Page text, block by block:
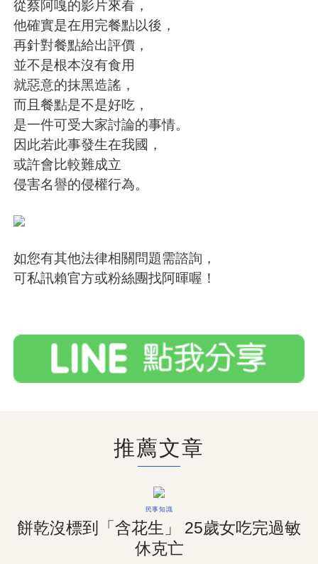
從蔡阿嘎的影片來看，
他確實是在用完餐點以後，
再針對餐點給出評價，
並不是根本沒有食用
就惡意的抹黑造謠，
而且餐點是不是好吃，
是一件可受大家討論的事情。
因此若此事發生在我國，
或許會比較難成立
侵害名譽的侵權行為。
如您有其他法律相關問題需諮詢，
可私訊賴官方或粉絲團找阿暉喔！
推薦文章
民事知識
餅乾沒標到「含花生」 25歲女吃完過敏
休克亡